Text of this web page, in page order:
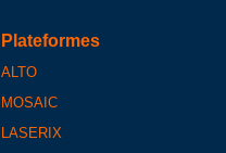
Plateformes
ALTO
MOSAIC
LASERIX